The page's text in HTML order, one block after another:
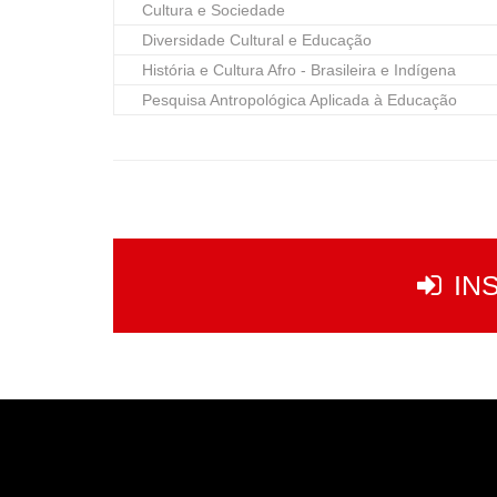
Cultura e Sociedade
Diversidade Cultural e Educação
História e Cultura Afro - Brasileira e Indígena
Pesquisa Antropológica Aplicada à Educação